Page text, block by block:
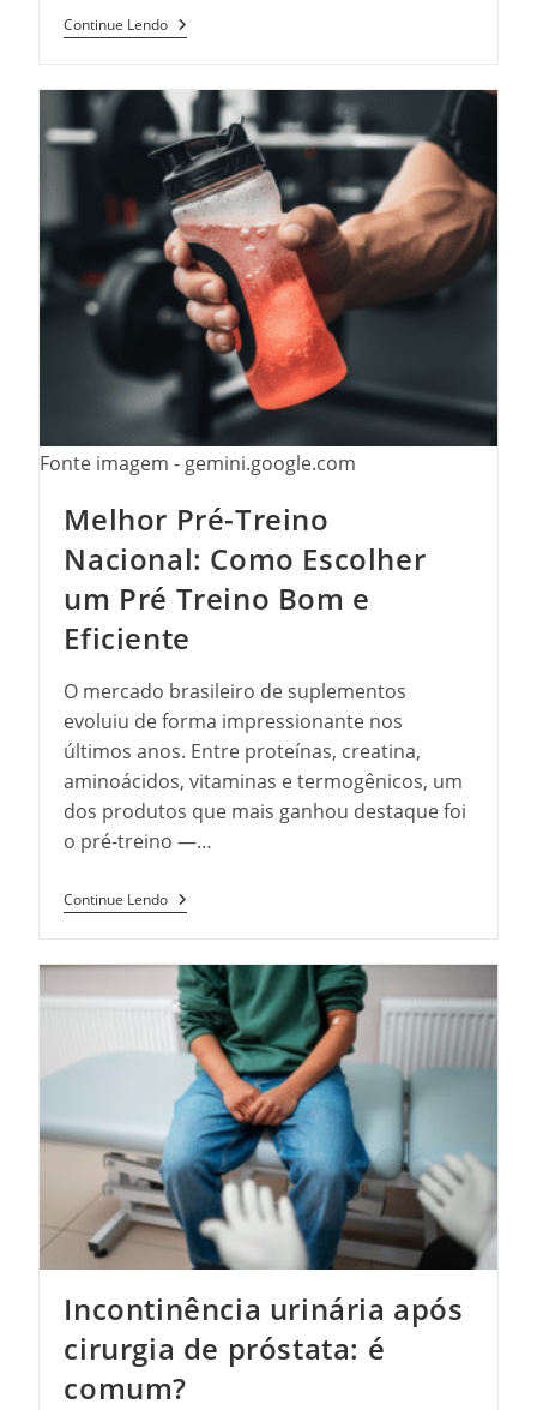
Continue LendoOs
Principais
Seguro
De
Vida
Para
Jovens
Adultos
Fonte imagem - gemini.google.com
Melhor Pré-Treino
Nacional: Como Escolher
um Pré Treino Bom e
Eficiente
O mercado brasileiro de suplementos
evoluiu de forma impressionante nos
últimos anos. Entre proteínas, creatina,
aminoácidos, vitaminas e termogênicos, um
dos produtos que mais ganhou destaque foi
o pré-treino —…
Continue LendoMelhor
Pré-
Como
Escolher
Um
Pré
Treino
Bom
Eficiente
Incontinência urinária após
cirurgia de próstata: é
comum?